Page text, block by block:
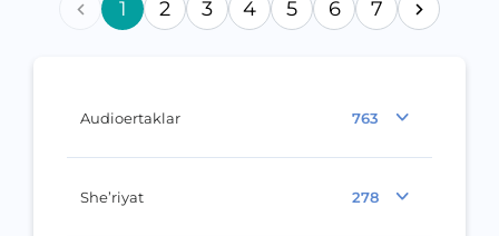
Audioertaklar 763
She’riyat 278
1 2 3 4 5 6 7